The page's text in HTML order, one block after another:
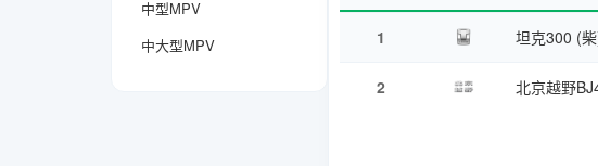
中型MPV
中大型MPV
1 坦克300 (
2 北京越野